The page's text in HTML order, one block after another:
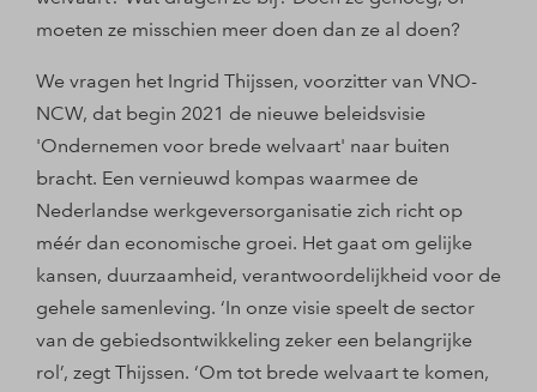
moeten ze misschien meer doen dan ze al doen?
We vragen het Ingrid Thijssen, voorzitter van VNO-
NCW, dat begin 2021 de nieuwe beleidsvisie
'Ondernemen voor brede welvaart' naar buiten
bracht. Een vernieuwd kompas waarmee de
Nederlandse werkgeversorganisatie zich richt op
méér dan economische groei. Het gaat om gelijke
kansen, duurzaamheid, verantwoordelijkheid voor de
gehele samenleving. ‘In onze visie speelt de sector
van de gebiedsontwikkeling zeker een belangrijke
rol’, zegt Thijssen. ‘Om tot brede welvaart te komen,